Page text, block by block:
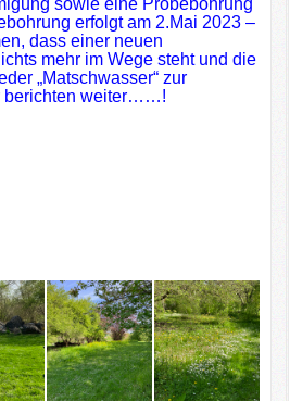
sowie eine Probebohrung
erfolgt am 2.Mai 2023 –
dass einer neuen
mehr im Wege steht und die
„Matschwasser“ zur
berichten weiter……!